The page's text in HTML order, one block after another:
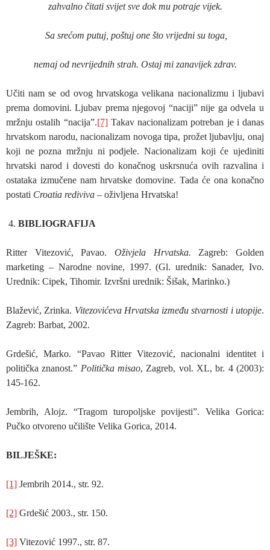
zahvalno čitati svijet sve dok mu potraje vijek.
Sa srećom putuj, poštuj one što vrijedni su toga,
nemaj od nevrijednih strah. Ostaj mi zanavijek zdrav.
Učiti nam se od ovog hrvatskoga velikana nacionalizmu i ljubavi
prema domovini. Ljubav prema njegovoj “naciji” nije ga odvela u
mržnju ostalih “nacija”.[7]Takav nacionalizam potreban je i danas
hrvatskom narodu, nacionalizam novoga tipa, prožet ljubavlju, onaj
koji ne pozna mržnju ni podjele. Nacionalizam koji će ujediniti
hrvatski narod i dovesti do konačnog uskrsnuća ovih razvalina i
ostataka izmučene nam hrvatske domovine. Tada će ona konačno
postati Croatia rediviva – oživljena Hrvatska!
BIBLIOGRAFIJA
Ritter Vitezović, Pavao. Oživjela Hrvatska. Zagreb: Golden
marketing – Narodne novine, 1997. (Gl. urednik: Sanader, Ivo.
Urednik: Cipek, Tihomir. Izvršni urednik: Šišak, Marinko.)
Blažević, Zrinka. Vitezovićeva Hrvatska između stvarnosti i utopije.
Zagreb: Barbat, 2002.
Grdešić, Marko. “Pavao Ritter Vitezović, nacionalni identitet i
politička znanost.” Politička misao, Zagreb, vol. XL, br. 4 (2003):
145-162.
Jembrih, Alojz. “Tragom turopoljske povijesti”. Velika Gorica:
Pučko otvoreno učilište Velika Gorica, 2014.
BILJEŠKE:
[1] Jembrih 2014., str. 92.
[2] Grdešić 2003., str. 150.
[3] Vitezović 1997., str. 87.